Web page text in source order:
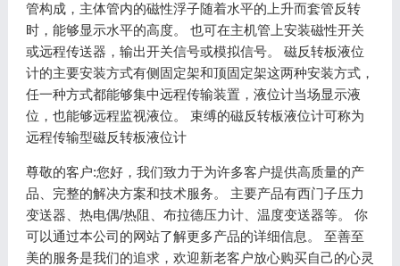
管构成，主体管内的磁性浮子随着水平的上升而套管反转
时，能够显示水平的高度。 也可在主机管上安装磁性开关
或远程传送器，输出开关信号或模拟信号。 磁反转板液位
计的主要安装方式有侧固定架和顶固定架这两种安装方式，
任一种方式都能够集中远程传输装置，液位计当场显示液
位，也能够远程监视液位。 束缚的磁反转板液位计可称为
远程传输型磁反转板液位计
尊敬的客户:您好，我们致力于为许多客户提供高质量的产
品、完整的解决方案和技术服务。 主要产品有西门子压力
变送器、热电偶/热阻、布拉德压力计、温度变送器等。 你
可以通过本公司的网站了解更多产品的详细信息。 至善至
美的服务是我们的追求，欢迎新老客户放心购买自己的心灵